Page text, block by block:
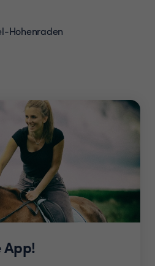
Hohenraden
App!